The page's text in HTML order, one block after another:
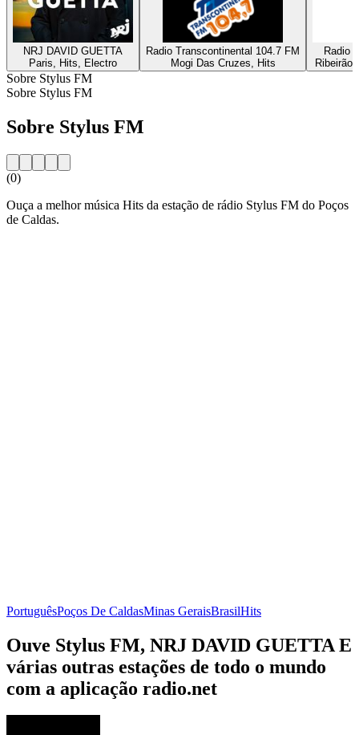
NRJ DAVID GUETTA
Paris, Hits, Electro
Radio Transcontinental 104.7 FM
Mogi Das Cruzes, Hits
Radio
Ribeirão
Sobre Stylus FM
Sobre Stylus FM
Sobre Stylus FM
(0)
Ouça a melhor música Hits da estação de rádio Stylus FM do Poços
de Caldas.
PortuguêsPoços De CaldasMinas GeraisBrasilHits
Ouve Stylus FM, NRJ DAVID GUETTA E
várias outras estações de todo o mundo
com a aplicação radio.net